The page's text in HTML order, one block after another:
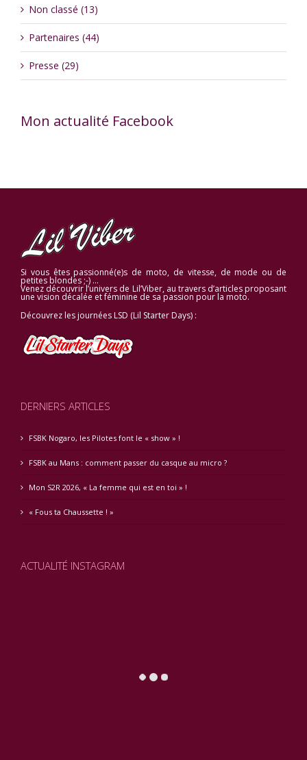
Non classé (13)
Partenaires (44)
Presse (29)
Mon actualité Facebook
Si vous êtes passionné(e)s de moto, de vitesse, de mode ou de
petites blondes ;-) …
Venez découvrir l’univers de Lil’Viber, au travers d’articles proposant
une vision décalée et féminine de sa passion pour la moto.
Découvrez les journées LSD (Lil Starter Days) :
DERNIERS ARTICLES
FSBK Nogaro, les Pilotes font le « show » !
FSBK au Mans : comment passer du casque au micro ?
Mon S2R 2026, « La femme qui est en toi » !
« Fous ta Chaussette ! »
ACTUALITÉ INSTAGRAM